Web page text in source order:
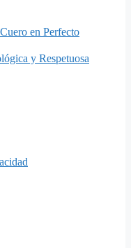
en Perfecto
y Respetuosa